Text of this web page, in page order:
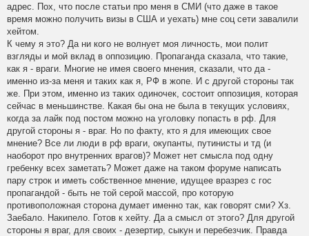
адрес. Пох, что после статьи про меня в СМИ (что даже в такое
время можно получить визы в США и уехать) мне соц сети завалили
хейтом.
К чему я это? Да ни кого не волнует моя личность, мои полит
взгляды и мой вклад в оппозицию. Пропаганда сказала, что такие,
как я - враги. Многие не имея своего мнения, сказали, что да -
именно из-за меня и таких как я, РФ в жопе. И с другой стороны так
же. При этом, именно из таких одиночек, состоит оппозиция, которая
сейчас в меньшинстве. Какая бы она не была в текущих условиях,
когда за лайк под постом можно на уголовку попасть в рф. Для
другой стороны я - враг. Но по факту, кто я для имеющих свое
мнение? Все ли люди в рф враги, окупанты, путинисты и тд (и
наоборот про внутренних врагов)? Может нет смысла под одну
гребенку всех заметать? Может даже на таком форуме написать
пару строк и иметь собственное мнение, идущее вразрез с гос
пропагандой - быть не той серой массой, про которую
противоположная сторона думает именно так, как говорят сми? Хз.
Зае6ало. Накипело. Готов к хейту. Да а смысл от этого? Для другой
стороны я враг, для своих - дезертир, сыкун и перебезчик. Правда